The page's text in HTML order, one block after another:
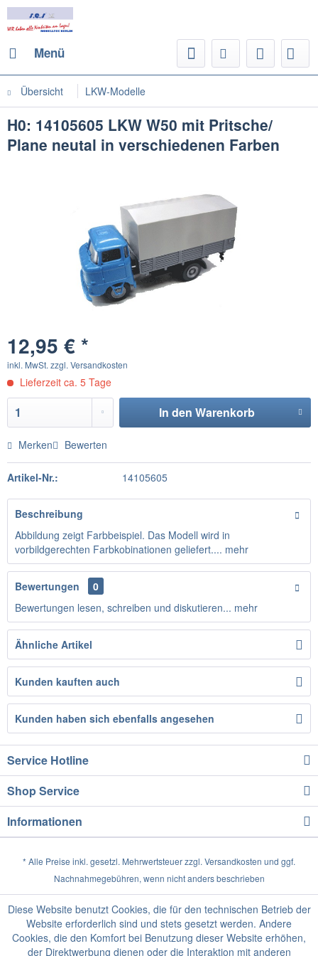
Menü
Übersicht LKW-Modelle
H0: 14105605 LKW W50 mit Pritsche/
Plane neutal in verschiedenen Farben
12,95 € *
inkl. MwSt. zzgl. Versandkosten
Lieferzeit ca. 5 Tage
In den Warenkorb
Merken Bewerten
Artikel-Nr.: 14105605
Beschreibung
Abbildung zeigt Farbbeispiel. Das Modell wird in
vorbildgerechten Farbkobinationen geliefert.... mehr
Bewertungen
0
Bewertungen lesen, schreiben und diskutieren... mehr
Ähnliche Artikel
Kunden kauften auch
Kunden haben sich ebenfalls angesehen
Service Hotline
Shop Service
Informationen
* Alle Preise inkl. gesetzl. Mehrwertsteuer zzgl. Versandkosten und ggf.
Nachnahmegebühren, wenn nicht anders beschrieben
Diese Website benutzt Cookies, die für den technischen Betrieb der
Website erforderlich sind und stets gesetzt werden. Andere
Cookies, die den Komfort bei Benutzung dieser Website erhöhen,
der Direktwerbung dienen oder die Interaktion mit anderen